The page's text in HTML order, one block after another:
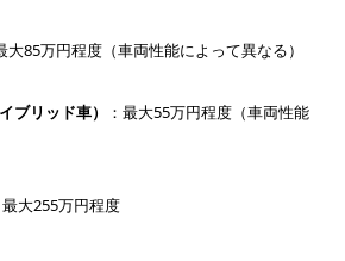
大85万円程度（車両性能によって異なる）
ブリッド車）
：最大55万円程度（車両性能
最大255万円程度